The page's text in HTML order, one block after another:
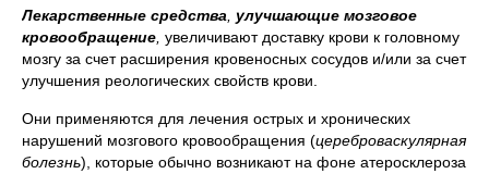
Лекарственные средства
улучшающие мозговое
кровообращение увеличивают доставку крови к головному
мозгу за счет расширения кровеносных сосудов и/или за счет
улучшения реологических свойств крови.
Они применяются для лечения острых и хронических
нарушений мозгового кровообращения (цереброваскулярная
болезнь), которые обычно возникают на фоне атеросклероза